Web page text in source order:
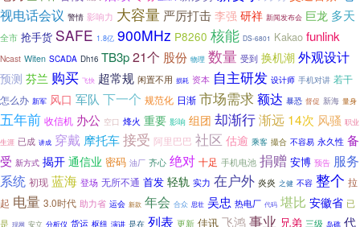
视电话会议 警情 影响力 大容量 严厉打击 李强 研祥 新闻发布会 巨龙 多天
全市 抢手货 SAFE 1.8亿 900MHz P8260 核能 DS-6801 Kakao funlink
Ncast Witen SCADA Dh16 TB3p21个 股份 物理 数量 受到 换机潮 外观设计
预测 芬兰 购买 飞快 超常规 闲置不用 损耗 资本 自主研发 设计师 手机对讲 若干
怎么办 新军 风口 军队 下一个 规范化 日渐 市场需求 额达 暴恐 督促 新海 量身
五年前 收信机 办公 空口 烽火 重要 影响 组团 却渐行渐远 14次 风骚 职业
生涯 已成 讲成 穿戴 摩托车接受 阿里巴巴 社区 估逾 乘客 撮合 不容易 永久性 备
受 新方式 揭开 通信业 密码 油厂 齐心 绝对 十足 手机电池 捐赠 安博 预告 服务
系统 初现 蓝海 登场 无所不通 首发 轻轨 实力 在户外 炎炎 之健 不容 整个 拉
起 电量 3.0时代 助力省 运会 新款 年会 合众 思壮 吴忠 热电厂 代码 堪比 安徽省 已
是 现网 安立 分析仪 货运 枢纽 演讲 是在 列表 更新 佳讯 飞鸿事业 兄弟 三级 岛礁 代